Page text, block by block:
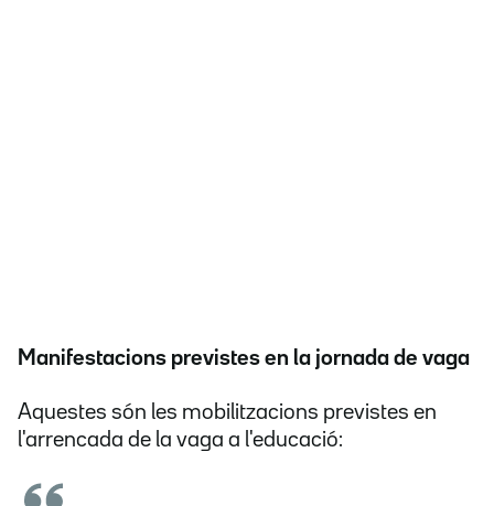
Manifestacions previstes en la jornada de vaga
Aquestes són les mobilitzacions previstes en
l'arrencada de la vaga a l'educació: